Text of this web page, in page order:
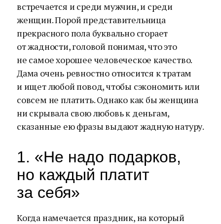
встречается и среди мужчин, и среди
женщин. Порой представительница
прекрасного пола буквально сгорает
от жадности, головой понимая, что это
не самое хорошее человеческое качество.
Дама очень ревностно относится к тратам
и ищет любой повод, чтобы сэкономить или
совсем не платить. Однако как бы женщина
ни скрывала свою любовь к деньгам,
сказанные ею фразы выдают жадную натуру.
1. «Не надо подарков,
но каждый платит
за себя»
Когда намечается праздник, на который